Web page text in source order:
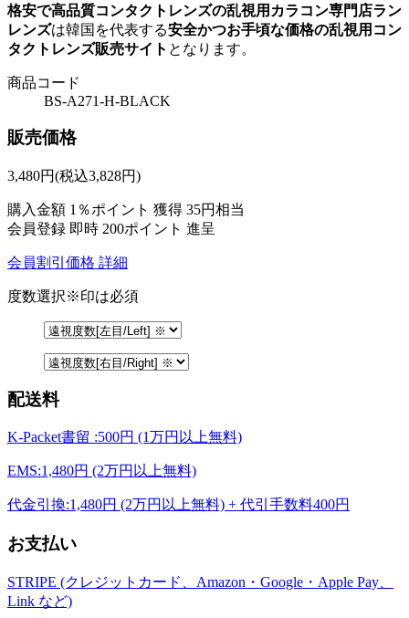
格安で高品質コンタクトレンズの乱視用カラコン専門店ラン
レンズは韓国を代表する安全かつお手頃な価格の乱視用コン
タクトレンズ販売サイト となります。
商品コード
BS-A271-H-BLACK
販売価格
3,480円(税込3,828円)
購入金額 1％ポイント 獲得 35円相当
会員登録 即時 200ポイント 進呈
会員割引価格 詳細
度数選択※印は必須
配送料
K-Packet書留 :500円 (1万円以上無料)
EMS:1,480円 (2万円以上無料)
代金引換:1,480円 (2万円以上無料) + 代引手数料400円
お支払い
STRIPE (クレジットカード、Amazon・Google・Apple Pay、
Link など)